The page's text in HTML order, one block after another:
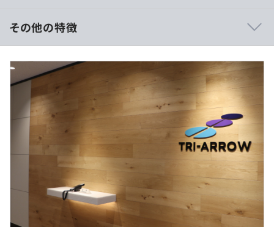
客様との密接なコミュニケーションを通じて、仕様の漏れ
を徹底的に防ぎながら品質の高いプロダクトを開発する事
で、お客様にご満足頂いております。
・UI/UXに特化したスキルを発揮
ユーザー体験を最優先に考え、使いやすく、愛されるデザ
インを形にする仕事です。
・お客様との直接コミュニケーション
顧客のニーズや要望を深く理解し、それをプロダクトに反
映。納品時に直接「ありがとう」の声を聞ける、やりがい
に満ちたポジションです。
・小規模チームの柔軟さと充実感
◼︎月給
383,500円〜405,000円（固定残業代を含む）
※固定残業代（20時間分）：53,500円〜55,000円
※固定残業時間を超える時間外労働分についての割増賃金
は追加で支給
◼︎想定年収
530万円～
その他の特徴